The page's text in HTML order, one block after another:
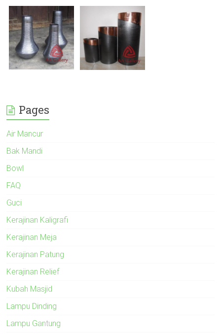
Pages
Air Mancur
Bak Mandi
Bowl
FAQ
Guci
Kerajinan Kaligrafi
Kerajinan Meja
Kerajinan Patung
Kerajinan Relief
Kubah Masjid
Lampu Dinding
Lampu Gantung